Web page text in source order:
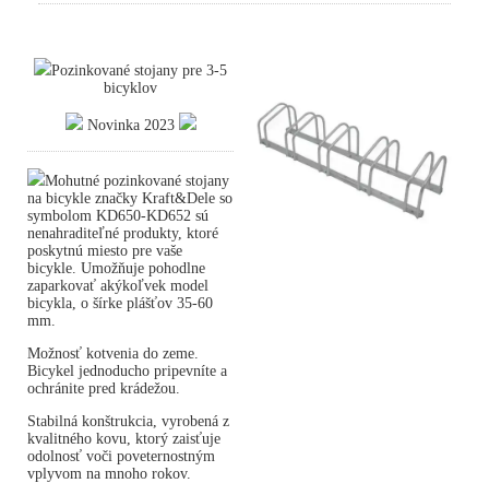
Pozinkované stojany pre 3-5
bicyklov
Novinka 2023
Mohutné pozinkované stojany
na bicykle značky Kraft&Dele so
symbolom KD650-KD652 sú
nenahraditeľné produkty, ktoré
poskytnú miesto pre vaše
bicykle. Umožňuje pohodlne
zaparkovať akýkoľvek model
bicykla, o šírke plášťov 35-60
mm.
Možnosť kotvenia do zeme.
Bicykel jednoducho pripevníte a
ochránite pred krádežou.
Stabilná konštrukcia, vyrobená z
kvalitného kovu, ktorý zaisťuje
odolnosť voči poveternostným
vplyvom na mnoho rokov.